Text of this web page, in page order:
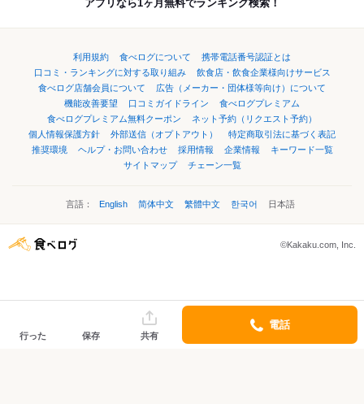
アプリなら1ヶ月無料でランキング検索！
利用規約 食べログについて
携帯電話番号認証とは
口コミ・ランキングに対する取り組み
飲食店・飲食企業様向けサービス
食べログ店舗会員について
広告（メーカー・団体様等向け）について
機能改善要望
口コミガイドライン
食べログプレミアム
食べログプレミアム無料クーポン
ネット予約（リクエスト予約）
個人情報保護方針
外部送信（オプトアウト）
特定商取引法に基づく表記
推奨環境
ヘルプ・お問い合わせ 採用情報 企業情報
キーワード一覧
サイトマップ
チェーン一覧
言語： English 简体中文 繁體中文 한국어 日本語
©Kakaku.com, Inc.
行った 保存 共有
電話